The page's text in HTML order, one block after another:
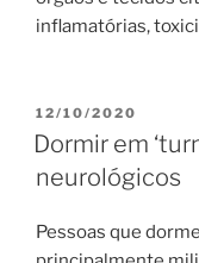
inflamatórias,
PUBLICADO
EM
12/10/2020
Dormir em
neurológicos
Pessoas que